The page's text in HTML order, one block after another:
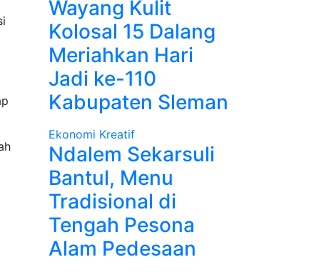
Wayang Kulit
Kolosal 15 Dalang
Meriahkan Hari
Jadi ke-110
Kabupaten Sleman
Ekonomi Kreatif
Ndalem Sekarsuli
Bantul, Menu
Tradisional di
Tengah Pesona
Alam Pedesaan